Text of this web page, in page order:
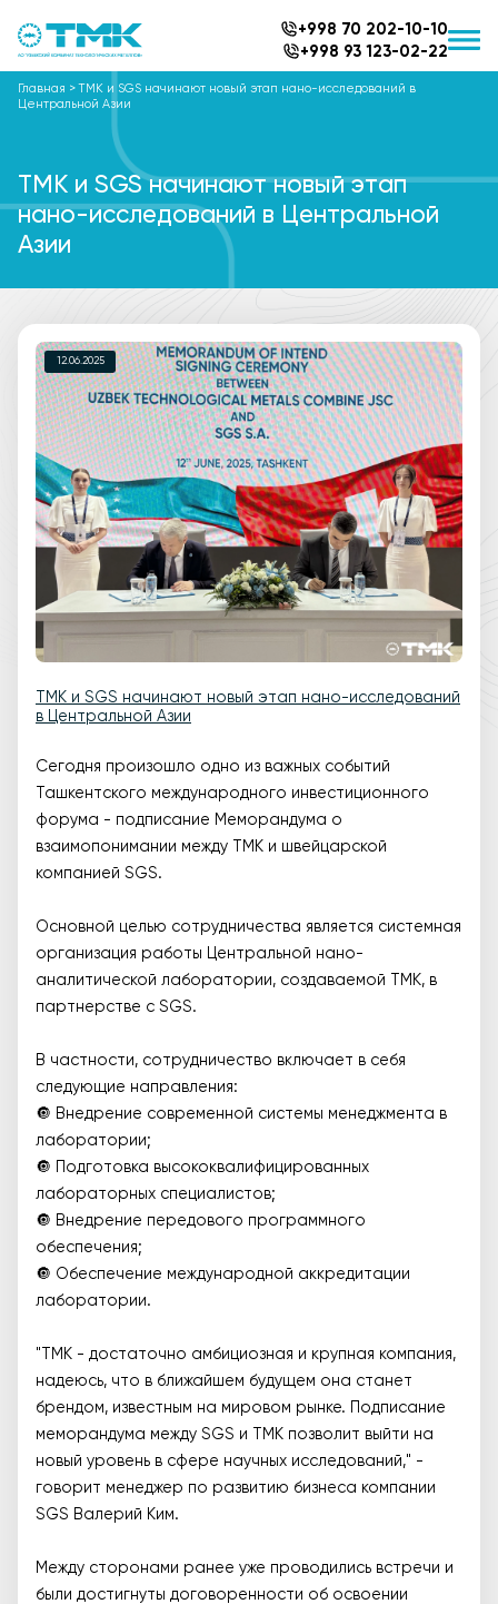
+998 70 202-10-10
+998 93 123-02-22
Главная >ТМК и SGS начинают новый этап нано-исследований в
Центральной Азии
ТМК и SGS начинают новый этап
нано-исследований в Центральной
Азии
12.06.2025
ТМК и SGS начинают новый этап нано-исследований
в Центральной Азии
Сегодня произошло одно из важных событий
Ташкентского международного инвестиционного
форума - подписание Меморандума о
взаимопонимании между ТМК и швейцарской
компанией SGS.
Основной целью сотрудничества является системная
организация работы Центральной нано-
аналитической лаборатории, создаваемой ТМК, в
партнерстве с SGS.
В частности, сотрудничество включает в себя
следующие направления:
🔘 Внедрение современной системы менеджмента в
лаборатории;
🔘 Подготовка высококвалифицированных
лабораторных специалистов;
🔘 Внедрение передового программного
обеспечения;
🔘 Обеспечение международной аккредитации
лаборатории.
"ТМК - достаточно амбициозная и крупная компания,
надеюсь, что в ближайшем будущем она станет
брендом, известным на мировом рынке. Подписание
меморандума между SGS и ТМК позволит выйти на
новый уровень в сфере научных исследований," -
говорит менеджер по развитию бизнеса компании
SGS Валерий Ким.
Между сторонами ранее уже проводились встречи и
были достигнуты договоренности об освоении